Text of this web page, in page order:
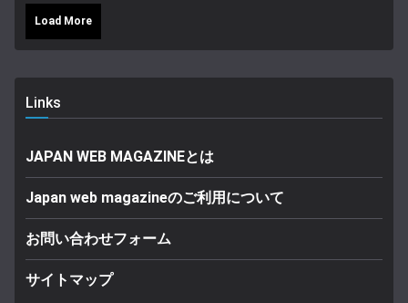
Load More
Links
JAPAN WEB MAGAZINEとは
Japan web magazineのご利用について
お問い合わせフォーム
サイトマップ